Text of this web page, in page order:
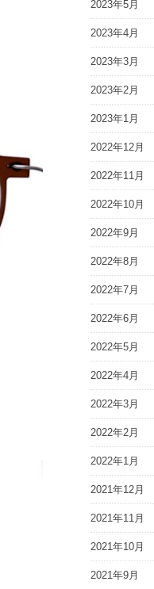
2023年5月
2023年4月
2023年3月
2023年2月
2023年1月
2022年12月
2022年11月
2022年10月
2022年9月
2022年8月
2022年7月
2022年6月
2022年5月
2022年4月
2022年3月
2022年2月
2022年1月
2021年12月
2021年11月
2021年10月
2021年9月